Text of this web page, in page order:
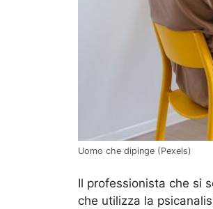
Uomo che dipinge (Pexels)
Il professionista che si
che utilizza la